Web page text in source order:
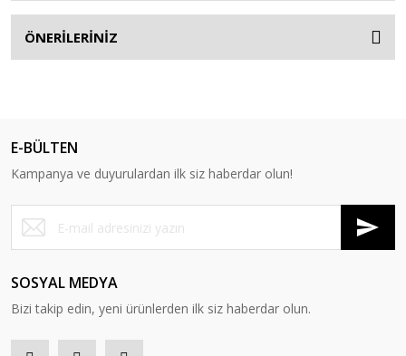
ÖNERİLERİNİZ
E-BÜLTEN
Kampanya ve duyurulardan ilk siz haberdar olun!
SOSYAL MEDYA
Bizi takip edin, yeni ürünlerden ilk siz haberdar olun.